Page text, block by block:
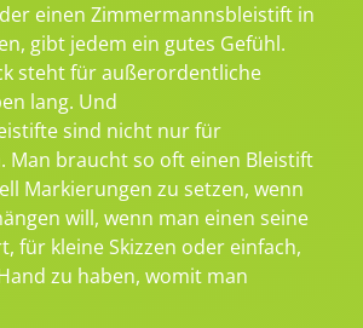
einen Zimmermannsbleistift in
gibt jedem ein gutes Gefühl.
steht für außerordentliche
lang. Und
sind nicht nur für
Man braucht so oft einen Bleistift
Markierungen zu setzen, wenn
will, wenn man einen seine
für kleine Skizzen oder einfach,
zu haben, womit man